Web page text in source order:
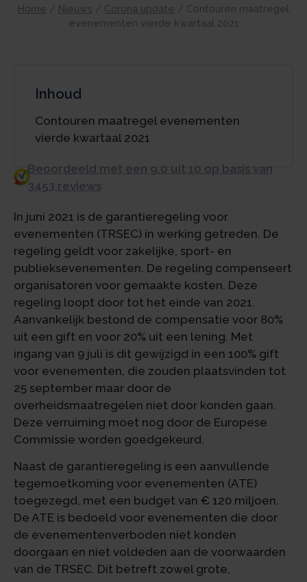
Home / Nieuws / Corona update / Contouren maatregel
evenementen vierde kwartaal 2021
Inhoud
Contouren maatregel evenementen
vierde kwartaal 2021
Beoordeeld met een 9.0 uit 10 op basis van
3453 reviews
In juni 2021 is de garantieregeling voor
evenementen (TRSEC) in werking getreden. De
regeling geldt voor zakelijke, sport- en
publieksevenementen. De regeling compenseert
organisatoren voor gemaakte kosten. Deze
regeling loopt door tot het einde van 2021.
Aanvankelijk bestond de compensatie voor 80%
uit een gift en voor 20% uit een lening. Met
ingang van 9 juli is dit gewijzigd in een 100% gift
voor evenementen, die zouden plaatsvinden tot
25 september maar door de
overheidsmaatregelen niet door konden gaan.
Deze verruiming moet nog door de Europese
Commissie worden goedgekeurd.
Naast de garantieregeling is een aanvullende
tegemoetkoming voor evenementen (ATE)
toegezegd, met een budget van € 120 miljoen.
De ATE is bedoeld voor evenementen die door
de evenementenverboden niet konden
doorgaan en niet voldeden aan de voorwaarden
van de TRSEC. Dit betreft zowel grote,